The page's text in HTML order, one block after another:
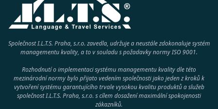
Společnost I.L.T.S. Praha, s.r.o. zavedla, udržuje a neustále zdokonaluje systém
managementu kvality, a to v souladu s požadavky normyISO 9001.
Rozhodnutí o implementaci systému managementu kvality dle této
mezinárodní normy bylo přijato vedením společnosti jako jeden z kroků k
vytvoření systému garantujícího trvale vysokou kvalitu produktů a služeb
společnostI.L.T.S. Praha, s.r.o. s cílem dosažení maximální spokojenosti
zákazníků.